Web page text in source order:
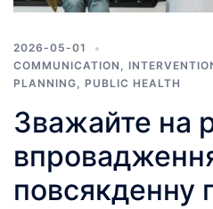
2026-05-01
COMMUNICATION ,
PLANNING, PUBLIC HEALTH
Зважайте на
повсякденну